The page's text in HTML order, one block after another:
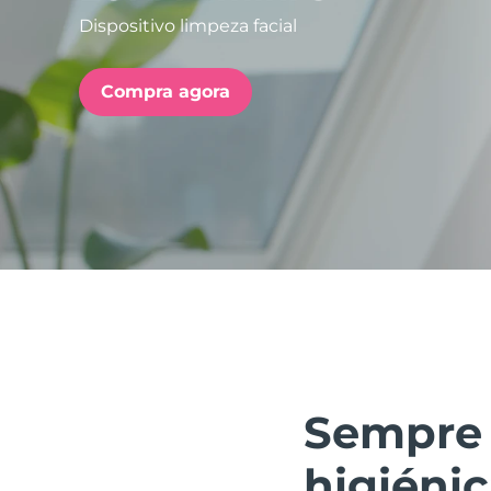
Dispositivo limpeza facial
Compra agora
issa™ Teeth Whitening Set
POPULAR